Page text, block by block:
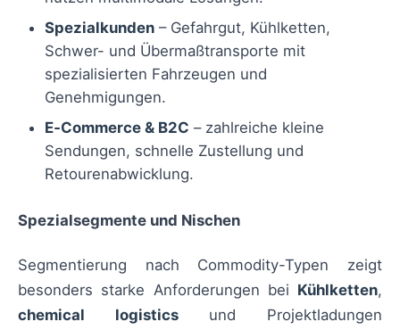
Spezialkunden – Gefahrgut, Kühlketten,
Schwer- und Übermaßtransporte mit
spezialisierten Fahrzeugen und
Genehmigungen.
E‑Commerce & B2C – zahlreiche kleine
Sendungen, schnelle Zustellung und
Retourenabwicklung.
Spezialsegmente und Nischen
Segmentierung nach Commodity-Typen zeigt
besonders starke Anforderungen bei Kühlketten,
chemical logisticsund Projektladungen